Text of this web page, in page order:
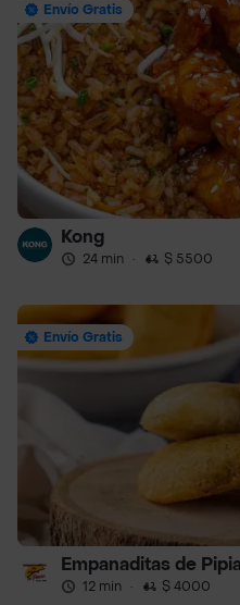
Envío Gratis
Kong
24 min · $ 5500
Envío Gratis
Empanaditas de
12 min · $ 4000